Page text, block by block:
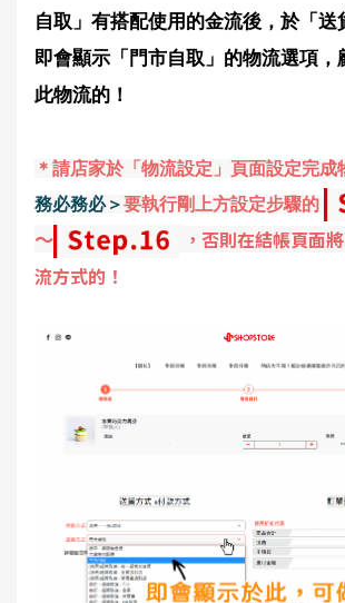
自取」有搭配使用的金流後，於「送
即會顯示「門市自取」的物流選項，
此物流的！
＊請店家於「物流設定」頁面設定完成
務必務必＞要執行剛上方設定步驟的
～ ，否則在結帳頁面
流方式的！